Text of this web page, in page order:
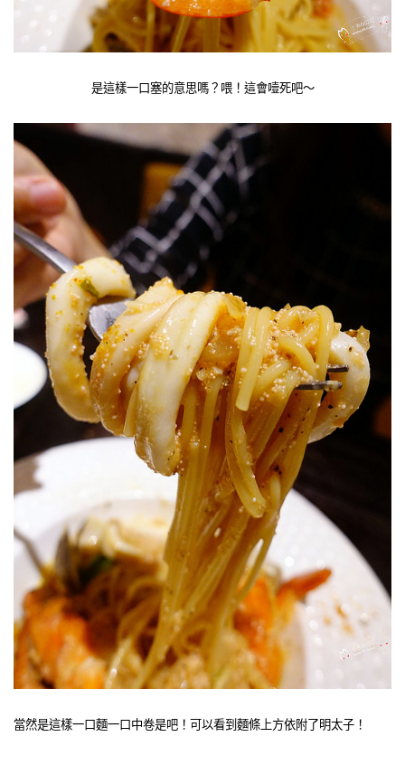
是這樣一口塞的意思嗎？喂！這會噎死吧～
當然是這樣一口麵一口中卷是吧！可以看到麵條上方依附了明太子！